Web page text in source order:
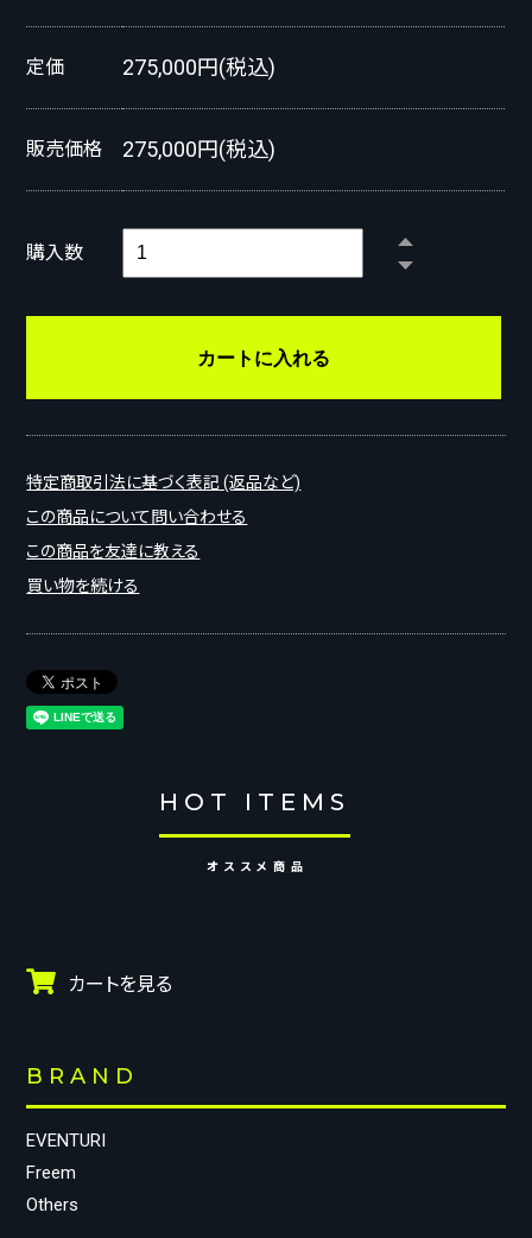
カートを見る
BRAND
EVENTURI
Freem
Others
定価 275,000円(税込)
販売価格 275,000円(税込)
購入数
特定商取引法に基づく表記 (返品など)
この商品について問い合わせる
この商品を友達に教える
買い物を続ける
HOT ITEMS
オススメ商品